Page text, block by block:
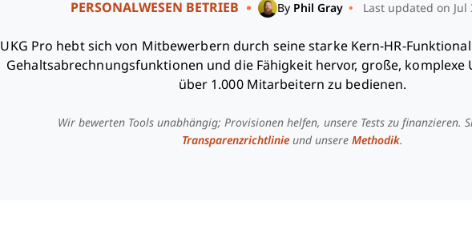
PERSONALWESEN BETRIEB By Phil Gray • Last updated on Jul
UKG Pro hebt sich von Mitbewerbern durch seine starke Kern-HR-
Gehaltsabrechnungsfunktionen und die Fähigkeit hervor, große, komplexe
über 1.000 Mitarbeitern zu bedienen.
Wir bewerten Tools unabhängig; Provisionen helfen, unsere Tests zu finanzieren.
Transparenzrichtlinie und unsere Methodik.